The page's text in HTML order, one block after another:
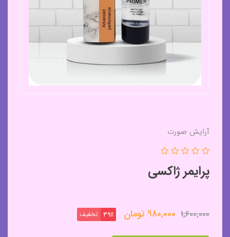
آرایش صورت
پرایمر ژاکسی
1,600,000
980,000 تومان 39٪ تخفیف